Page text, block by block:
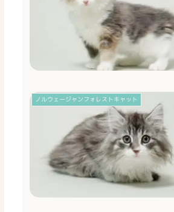
ノルウェージャンフォレストキャット